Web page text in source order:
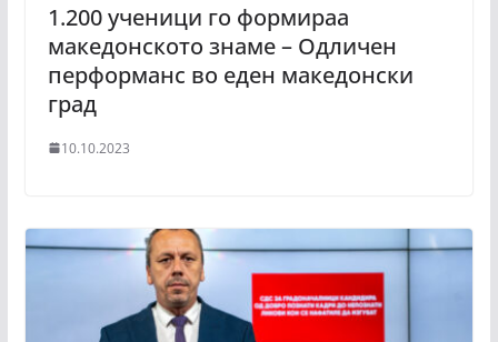
1.200 ученици го формираа
македонското знаме – Одличен
перформанс во еден македонски
град
10.10.2023